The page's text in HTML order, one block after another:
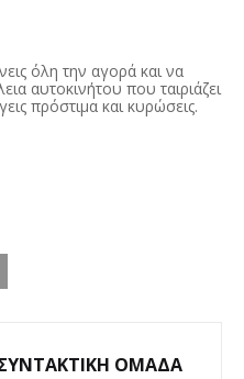
όλη την αγορά και να
αυτοκινήτου που ταιριάζει
πρόστιμα και κυρώσεις.
ΟΜΑΔΑ